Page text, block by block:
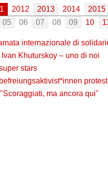
2012 2013 2014
2015
05 06 07 08 09 10
internazionale di
Ivan Khuturskoy – uno di noi
stars
ma ancora qui"